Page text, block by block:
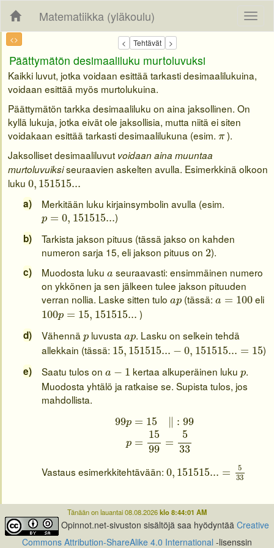
Matematiikka (yläkoulu)
<>
Päättymätön desimaaliluku murtoluvuksi
Kaikki luvut, jotka voidaan esittää tarkasti desimaalilukuina,
voidaan esittää myös murtolukuina.
Päättymätön tarkka desimaaliluku on aina jaksollinen. On
kyllä lukuja, jotka eivät ole jaksollisia, mutta niitä ei siten
voidakaan esittää tarkasti desimaalilukuna (esim. π
π).
Jaksolliset desimaaliluvut voidaan aina muuntaa
murtoluvuiksiseuraavien askelten avulla. Esimerkkinä olkoon
luku 0, 151515...
0 151515...
Merkitään luku kirjainsymbolin avulla (esim.
p = 0, 151515...
p =0 ,151515...
)
Tarkista jakson pituus (tässä jakso on kahden
numeron sarja 15, eli jakson pituus on 2
2).
Muodosta lukua
a seuraavasti: ensimmäinen numero
on ykkönen ja sen jälkeen tulee jakson pituuden
verran nollia. Laske sitten tuloap
ap (tässä:a = 100
a =100 eli
100p = 15, 151515...
100p =15,151515...
)
Vähennäp
p luvustaap
ap. Lasku on selkein tehdä
allekkain (tässä: 15, 151515... − 0, 151515... = 15
15 151515... 0, 151515... =15
)
Saatu tulos ona − 1
a kertaa alkuperäinen lukup
p.
Muodosta yhtälö ja ratkaise se. Supista tulos, jos
mahdollista.
99p = 15 ∥ : 99
p =
15
99
=
5
33
99p 15‖ 99p =15
Vastaus esimerkkitehtävään:0, 151515... =
5
33
0 151515... 33
Tänään on lauantai 08.08.2026klo 8:44:01 AM
Opinnot.net-sivuston sisältöjä saa hyödyntää Creative
Commons Attribution-ShareAlike 4.0 International -lisenssin